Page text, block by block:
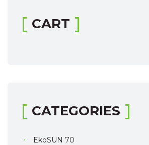
CART
CATEGORIES
EkoSUN 70